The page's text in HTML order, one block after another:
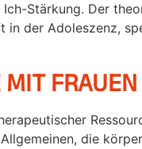
Stärkung. Der
der Adoleszenz,
die